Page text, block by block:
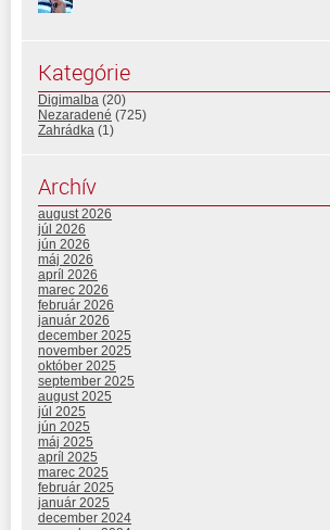
Kategórie
Digimalba (20)
Nezaradené (725)
Zahrádka (1)
Archív
august 2026
júl 2026
jún 2026
máj 2026
apríl 2026
marec 2026
február 2026
január 2026
december 2025
november 2025
október 2025
september 2025
august 2025
júl 2025
jún 2025
máj 2025
apríl 2025
marec 2025
február 2025
január 2025
december 2024